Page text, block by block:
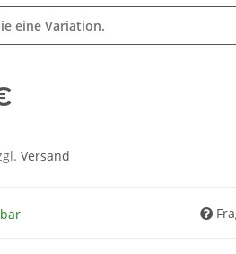
eine Variation.
Versand